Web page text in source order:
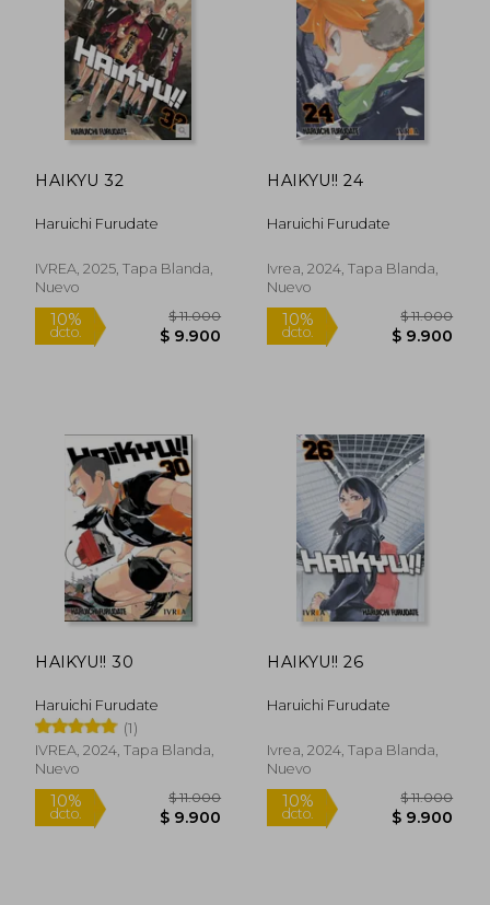
10%
dcto.
$ 11.000
$ 9.900
10%
dcto.
HAIKYU 32
Haruichi Furudate
IVREA, 2025, Tapa Blanda,
Nuevo
HAIKYU!! 24
Haruichi Furudate
Ivrea, 2024, Tapa Blanda,
Nuevo
HAIKYU!! 30
Haruichi Furudate
(1)
IVREA, 2024, Tapa Blanda,
Nuevo
HAIKYU!! 26
Haruichi Furudate
Ivrea, 2024, Tapa Blanda,
Nuevo